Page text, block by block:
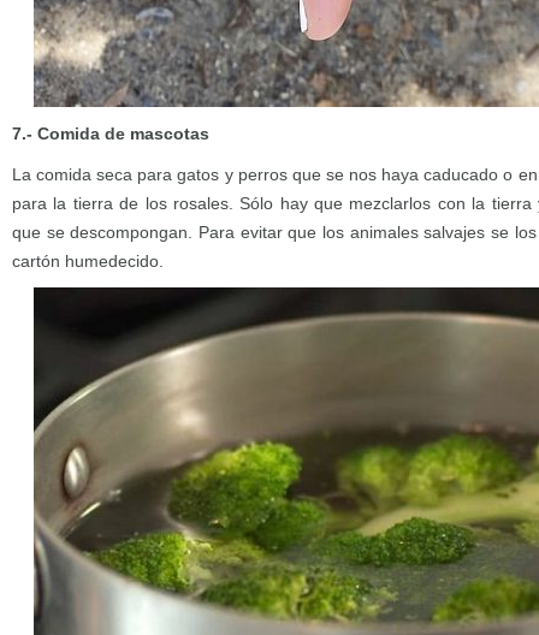
7.- Comida de mascotas
La comida seca para gatos y perros que se nos haya caducado o
para la tierra de los rosales. Sólo hay que mezclarlos con la
que se descompongan. Para evitar que los animales salvajes se
cartón humedecido.